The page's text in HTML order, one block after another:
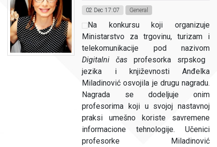
02 Dec 17:07 General
Na konkursu koji organizuje
Ministarstvo za trgovinu, turizam i
telekomunikacije pod nazivom
Digitalni čas profesorka srpskog
jezika i književnosti Anđelka
Miladinović osvojila je drugu nagradu.
Nagrada se dodeljuje onim
profesorima koji u svojoj nastavnoj
praksi umešno koriste savremene
informacione tehnologije. Učenici
profesorke Miladinović